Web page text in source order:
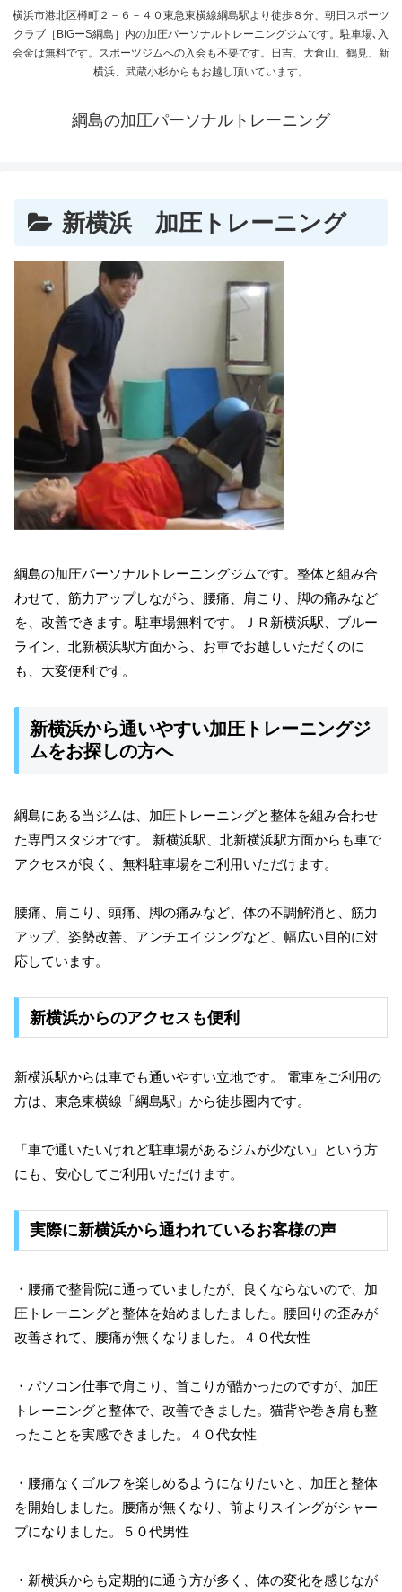
横浜市港北区樽町２－６－４０東急東横線綱島駅より徒歩８分、朝日スポーツ
クラブ［BIGーS綱島］内の加圧パーソナルトレーニングジムです。駐車場､入
会金は無料です。スポーツジムへの入会も不要です。日吉、大倉山、鶴見、新
横浜、武蔵小杉からもお越し頂いています。
綱島の加圧パーソナルトレーニング
新横浜 加圧トレーニング
綱島の加圧パーソナルトレーニングジムです。整体と組み合
わせて、筋力アップしながら、腰痛、肩こり、脚の痛みなど
を、改善できます。駐車場無料です。ＪＲ新横浜駅、ブルー
ライン、北新横浜駅方面から、お車でお越しいただくのに
も、大変便利です。
新横浜から通いやすい加圧トレーニングジ
ムをお探しの方へ
綱島にある当ジムは、加圧トレーニングと整体を組み合わせ
た専門スタジオです。 新横浜駅、北新横浜駅方面からも車で
アクセスが良く、無料駐車場をご利用いただけます。
腰痛、肩こり、頭痛、脚の痛みなど、体の不調解消と、筋力
アップ、姿勢改善、アンチエイジングなど、幅広い目的に対
応しています。
新横浜からのアクセスも便利
新横浜駅からは車でも通いやすい立地です。 電車をご利用の
方は、東急東横線「綱島駅」から徒歩圏内です。
「車で通いたいけれど駐車場があるジムが少ない」という方
にも、安心してご利用いただけます。
実際に新横浜から通われているお客様の声
・腰痛で整骨院に通っていましたが、良くならないので、加
圧トレーニングと整体を始めましたました。腰回りの歪みが
改善されて、腰痛が無くなりました。４０代女性
・パソコン仕事で肩こり、首こりが酷かったのですが、加圧
トレーニングと整体で、改善できました。猫背や巻き肩も整
ったことを実感できました。４０代女性
・腰痛なくゴルフを楽しめるようになりたいと、加圧と整体
を開始しました。腰痛が無くなり、前よりスイングがシャー
プになりました。５０代男性
・新横浜からも定期的に通う方が多く、体の変化を感じなが